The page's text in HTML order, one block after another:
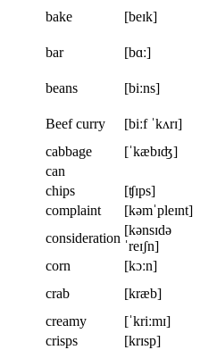
bake
[beɪk]
bar
[bɑː]
beans
[biːns]
Beef curry
[biːf ˈkʌrɪ]
cabbage
[ˈkæbɪʤ]
can
chips
[ʧɪps]
complaint
[kəmˈpleɪnt]
consideration
[kənsɪdə
ˈreɪʃn]
corn
[kɔːn]
crab
[kræb]
creamy
[ˈkriːmɪ]
crisps
[krɪsp]